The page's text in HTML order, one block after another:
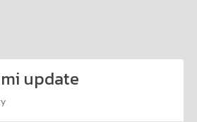
update